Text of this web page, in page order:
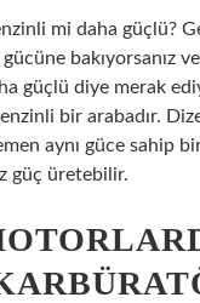
mi daha güçlü?
bakıyorsanız
güçlü diye merak
bir arabadır.
aynı güce sahip
güç üretebilir.